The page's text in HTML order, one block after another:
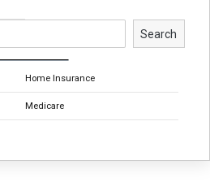
Search
Home Insurance
Medicare